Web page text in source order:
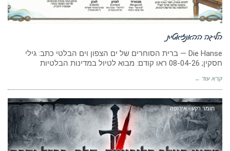
הליגה ההאנזיאטית
Die Hanse — ברית הסוחרים של ים הצפון וים הבלטי כתב: גילי
חסקין; 08-04-26 ראו קודם: מבוא לטיול במדינות הבלטיות
קרא עוד ←
חומר רקע - אירופה